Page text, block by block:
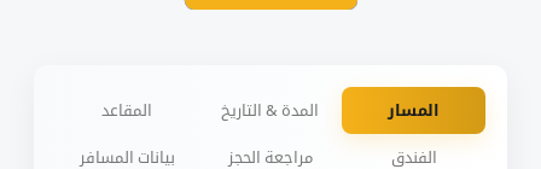
المسار المدة & التاريخ المقاعد
الفندق مراجعة الحجز بيانات المسافر